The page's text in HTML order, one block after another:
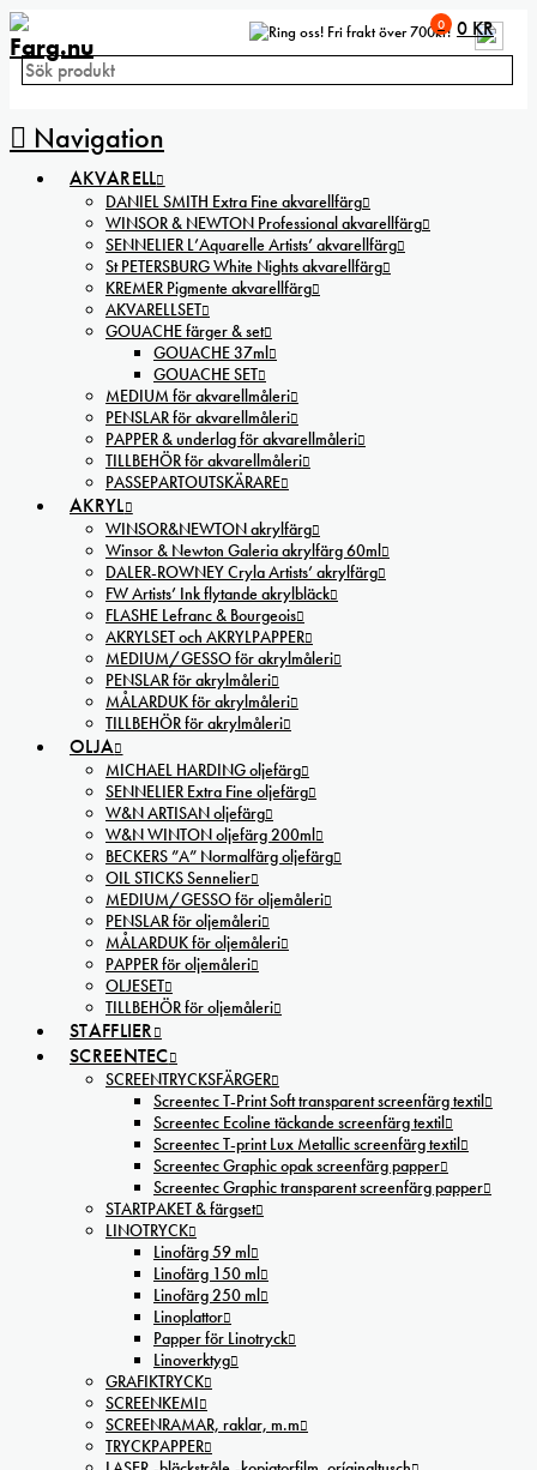
Fri frakt över 700kr!
Navigation
0 0 KR
AKVARELL
DANIEL SMITH Extra Fine akvarellfärg
WINSOR & NEWTON Professional akvarellfärg
SENNELIER L’Aquarelle Artists’ akvarellfärg
St PETERSBURG White Nights akvarellfärg
KREMER Pigmente akvarellfärg
AKVARELLSET
GOUACHE färger & set
GOUACHE 37ml
GOUACHE SET
MEDIUM för akvarellmåleri
PENSLAR för akvarellmåleri
PAPPER & underlag för akvarellmåleri
TILLBEHÖR för akvarellmåleri
PASSEPARTOUTSKÄRARE
AKRYL
WINSOR&NEWTON akrylfärg
Winsor & Newton Galeria akrylfärg 60ml
DALER-ROWNEY Cryla Artists’ akrylfärg
FW Artists’ Ink flytande akrylbläck
FLASHE Lefranc & Bourgeois
AKRYLSET och AKRYLPAPPER
MEDIUM/GESSO för akrylmåleri
PENSLAR för akrylmåleri
MÅLARDUK för akrylmåleri
TILLBEHÖR för akrylmåleri
OLJA
MICHAEL HARDING oljefärg
SENNELIER Extra Fine oljefärg
W&N ARTISAN oljefärg
W&N WINTON oljefärg 200ml
BECKERS ”A” Normalfärg oljefärg
OIL STICKS Sennelier
MEDIUM/GESSO för oljemåleri
PENSLAR för oljemåleri
MÅLARDUK för oljemåleri
PAPPER för oljemåleri
OLJESET
TILLBEHÖR för oljemåleri
STAFFLIER
SCREENTEC
SCREENTRYCKSFÄRGER
Screentec T-Print Soft transparent screenfärg textil
Screentec Ecoline täckande screenfärg textil
Screentec T-print Lux Metallic screenfärg textil
Screentec Graphic opak screenfärg papper
Screentec Graphic transparent screenfärg papper
STARTPAKET & färgset
LINOTRYCK
Linofärg 59 ml
Linofärg 150 ml
Linofärg 250 ml
Linoplattor
Papper för Linotryck
Linoverktyg
GRAFIKTRYCK
SCREENKEMI
SCREENRAMAR, raklar, m.m
TRYCKPAPPER